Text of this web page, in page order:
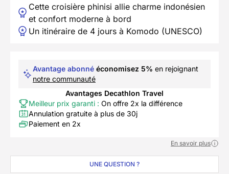
Cette croisière phinisi allie charme indonésien
et confort moderne à bord
Un itinéraire de 4 jours à Komodo (UNESCO)
Avantage abonné économisez 5% en rejoignant
notre communauté
Avantages Decathlon Travel
Meilleur prix garanti : On offre 2x la différence
Annulation gratuite à plus de 30j
Paiement en 2x
En savoir plus
UNE QUESTION ?